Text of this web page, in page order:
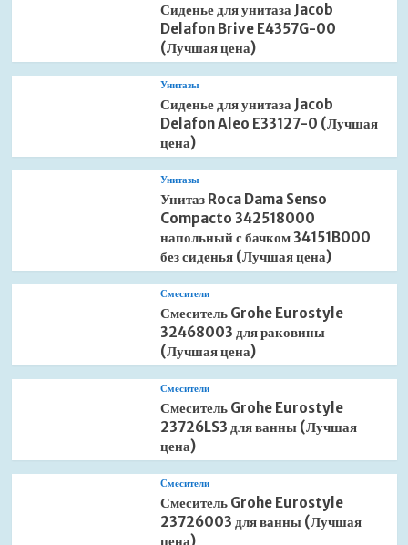
Сиденье для унитаза Jacob
Delafon Brive E4357G-00
(Лучшая цена)
Унитазы
Сиденье для унитаза Jacob
Delafon Aleo E33127-0 (Лучшая
цена)
Унитазы
Унитаз Roca Dama Senso
Compacto 342518000
напольный с бачком 34151B000
без сиденья (Лучшая цена)
Смесители
Смеситель Grohe Eurostyle
32468003 для раковины
(Лучшая цена)
Смесители
Смеситель Grohe Eurostyle
23726LS3 для ванны (Лучшая
цена)
Смесители
Смеситель Grohe Eurostyle
23726003 для ванны (Лучшая
цена)